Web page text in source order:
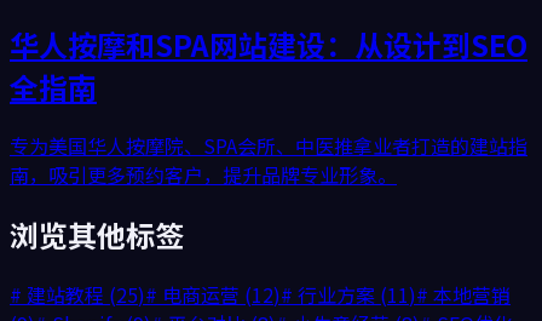
华人按摩和SPA网站建设：从设计到SEO
全指南
专为美国华人按摩院、SPA会所、中医推拿业者打造的建站指
南，吸引更多预约客户，提升品牌专业形象。
浏览其他标签
# 建站教程 (25)# 电商运营 (12)# 行业方案 (11)# 本地营销